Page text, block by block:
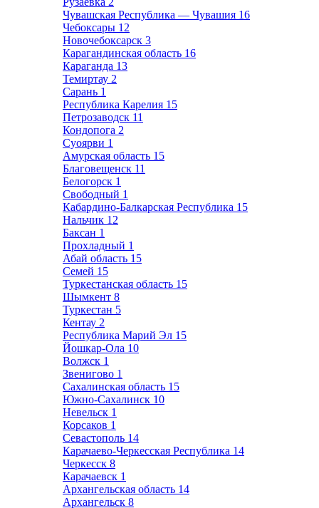
Чувашская Республика — Чувашия 16
Чебоксары 12
Новочебоксарск 3
Карагандинская область 16
Караганда 13
Темиртау 2
Сарань 1
Республика Карелия 15
Петрозаводск 11
Кондопога 2
Суоярви 1
Амурская область 15
Благовещенск 11
Белогорск 1
Свободный 1
Кабардино-Балкарская Республика 15
Нальчик 12
Баксан 1
Прохладный 1
Абай область 15
Семей 15
Туркестанская область 15
Шымкент 8
Туркестан 5
Кентау 2
Республика Марий Эл 15
Йошкар-Ола 10
Волжск 1
Звенигово 1
Сахалинская область 15
Южно-Сахалинск 10
Невельск 1
Корсаков 1
Севастополь 14
Карачаево-Черкесская Республика 14
Черкесск 8
Карачаевск 1
Архангельская область 14
Архангельск 8